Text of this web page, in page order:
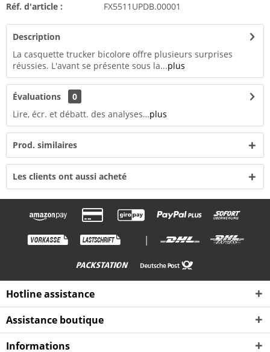
Réf. d'article : FX5511UPDB.00001
Description
La casquette trucker bicolore offre plusieurs surprises
réussies. L'avant se présente sous la...plus
Évaluations
0
Lire, écr. et débatt. des analyses…plus
Prod. similaires
Les clients ont aussi acheté
|
Hotline assistance
Assistance boutique
Informations